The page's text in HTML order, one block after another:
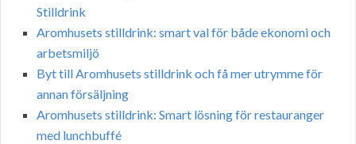
Stilldrink
Aromhusets stilldrink: smart val för både ekonomi och
arbetsmiljö
Byt till Aromhusets stilldrink och få mer utrymme för
annan försäljning
Aromhusets stilldrink: Smart lösning för restauranger
med lunchbuffé